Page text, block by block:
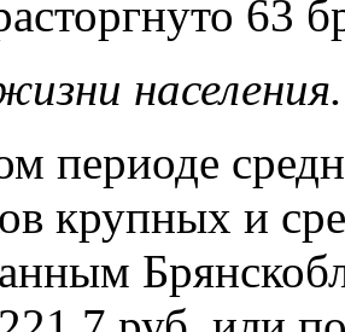
63
населения.
периоде
крупных и